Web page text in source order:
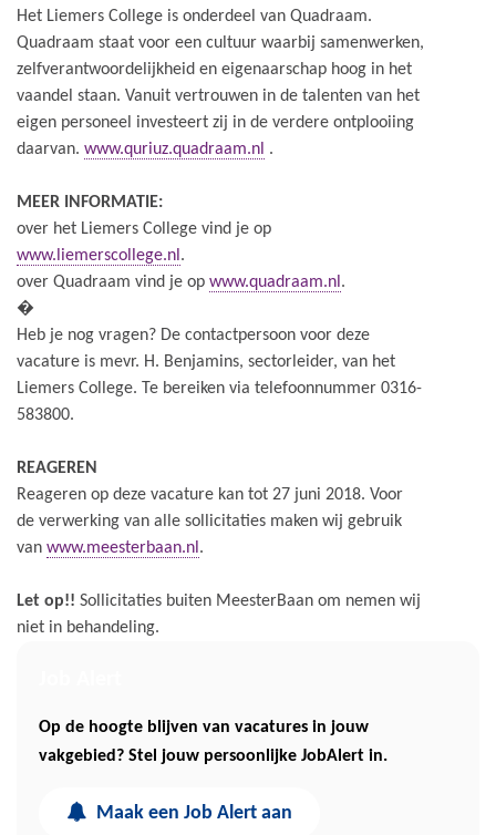
Het Liemers College is onderdeel van Quadraam.
Quadraam staat voor een cultuur waarbij samenwerken,
zelfverantwoordelijkheid en eigenaarschap hoog in het
vaandel staan. Vanuit vertrouwen in de talenten van het
eigen personeel investeert zij in de verdere ontplooiing
daarvan. www.quriuz.quadraam.nl .
MEER INFORMATIE:
over het Liemers College vind je op
www.liemerscollege.nl .
over Quadraam vind je op www.quadraam.nl .
�
Heb je nog vragen? De contactpersoon voor deze
vacature is mevr. H. Benjamins, sectorleider, van het
Liemers College. Te bereiken via telefoonnummer 0316-
583800.
REAGEREN
Reageren op deze vacature kan tot 27 juni 2018. Voor
de verwerking van alle sollicitaties maken wij gebruik
van www.meesterbaan.nl .
Let op!! Sollicitaties buiten MeesterBaan om nemen wij
niet in behandeling.
Op de hoogte blijven van vacatures in jouw
vakgebied? Stel jouw persoonlijke JobAlert in.
Maak een Job Alert aan